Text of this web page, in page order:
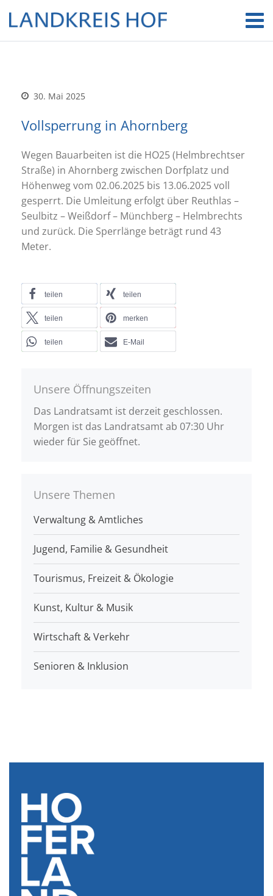
30. Mai 2025
Vollsperrung in Ahornberg
Wegen Bauarbeiten ist die HO25 (Helmbrechtser
Straße) in Ahornberg zwischen Dorfplatz und
Höhenweg vom 02.06.2025 bis 13.06.2025 voll
gesperrt. Die Umleitung erfolgt über Reuthlas –
Seulbitz – Weißdorf – Münchberg – Helmbrechts
und zurück. Die Sperrlänge beträgt rund 43
Meter.
teilen teilen
teilen merken
teilen E-Mail
Unsere Öffnungszeiten
Das Landratsamt ist derzeit geschlossen.
Morgen ist das Landratsamt ab 07:30 Uhr
wieder für Sie geöffnet.
Unsere Themen
Verwaltung & Amtliches
Jugend, Familie & Gesundheit
Tourismus, Freizeit & Ökologie
Kunst, Kultur & Musik
Wirtschaft & Verkehr
Senioren & Inklusion